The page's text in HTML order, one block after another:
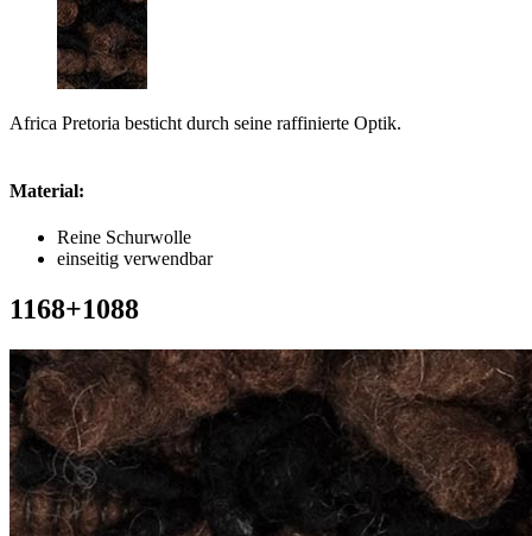
Africa Pretoria besticht durch seine raffinierte Optik.
Material:
Reine Schurwolle
einseitig verwendbar
1168+1088